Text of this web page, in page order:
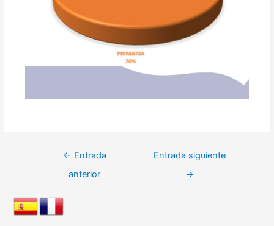
Navegación
← Entrada
anterior
Entrada siguiente
→